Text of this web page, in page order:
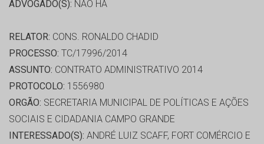
ADVOGADO(S): NÃO HÁ
RELATOR: CONS. RONALDO CHADID
PROCESSO: TC/17996/2014
ASSUNTO: CONTRATO ADMINISTRATIVO 2014
PROTOCOLO: 1556980
ORGÃO: SECRETARIA MUNICIPAL DE POLÍTICAS E AÇÕES
SOCIAIS E CIDADANIA CAMPO GRANDE
INTERESSADO(S): ANDRÉ LUIZ SCAFF, FORT COMÉRCIO E